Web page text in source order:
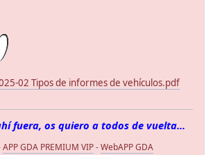
02 Tipos de informes de vehículos.pdf
fuera, os quiero a todos de vuelta...
APP GDA PREMIUM VIP-WebAPP GDA